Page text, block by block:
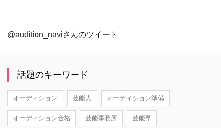
@audition_naviさんのツイート
話題のキーワード
オーディション 芸能人 オーディション準備
オーディション合格 芸能事務所 芸能界